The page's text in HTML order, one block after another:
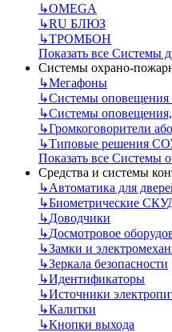
↳OMEGA
↳RU БЛЮЗ
↳ТРОМБОН
Показать все Системы
Системы охрано-
↳Мегафоны
↳Системы оповещения
↳Системы
↳Громкоговорители
↳Типовые решения
Показать все Системы
Средства и системы
↳Автоматика для
↳Биометрические
↳Доводчики
↳Досмотровое
↳Замки и
↳Зеркала безопасности
↳Идентификаторы
↳Источники
↳Калитки
↳Кнопки выхода